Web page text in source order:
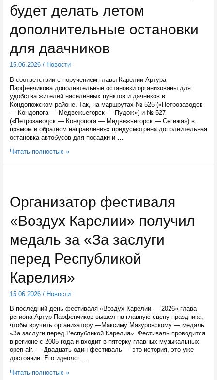
будет делать летом
дополнительные остановки
для даачников
15.06.2026/ Новости
В соответствии с поручением главы Карелии Артура
Парфенчикова дополнительные остановки организованы для
удобства жителей населенных пунктов и дачников в
Кондопожском районе. Так, на маршрутах № 525 («Петрозаводск
— Кондопога — Медвежьегорск — Пудож») и № 527
(«Петрозаводск — Кондопога — Медвежьегорск — Сегежа») в
прямом и обратном направлениях предусмотрена дополнительная
остановка автобусов для посадки и …
В
делать
летом
дополнительные
остановки
даачников
Читать полностью »
Организатор фестиваля
«Воздух Карелии» получил
медаль за «За заслуги
перед Республикой
Карелия»
15.06.2026/ Новости
В последний день фестиваля «Воздух Карелии — 2026» глава
региона Артур Парфенчиков вышел на главную сцену праздника,
чтобы вручить организатору —Максиму Мазуровскому — медаль
«За заслуги перед Республикой Карелия». Фестиваль проводится
в регионе с 2005 года и входит в пятерку главных музыкальных
open-air. — Двадцать один фестиваль — это история, это уже
достояние. Его идеолог …
Организатор
Читать полностью »